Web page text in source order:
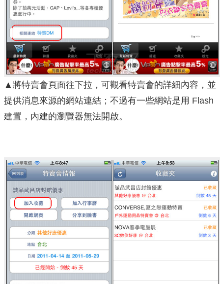
▲將特賣會頁面往下拉，可觀看特賣會的詳細內容，並
提供消息來源的網站連結；不過有一些網站是用 Flash
建置，內建的瀏覽器無法開啟。